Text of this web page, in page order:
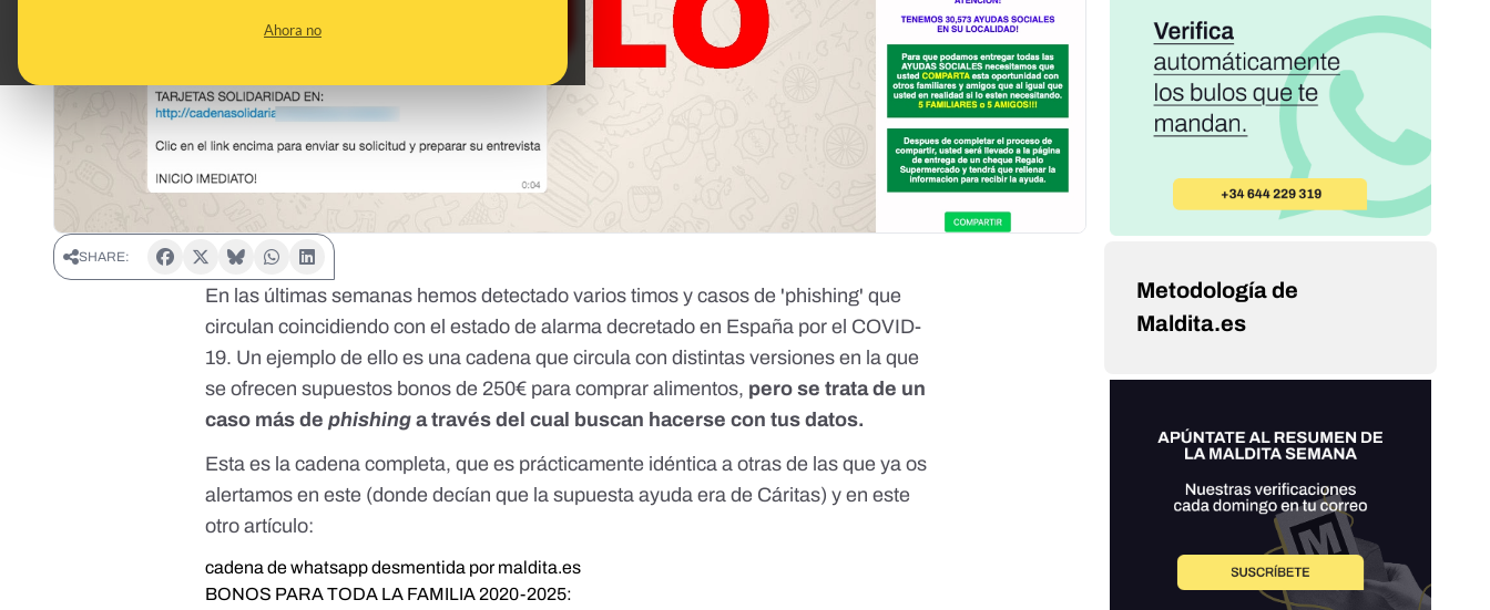
Ahora no
SHARE:
En las últimas semanas hemos detectado varios timos y casos de 'phishing' que
circulan coincidiendo con el estado de alarma decretado en España por el COVID-
19. Un ejemplo de ello es una cadena que circula con distintas versiones en la que
se ofrecen supuestos bonos de 250€ para comprar alimentos, pero se trata de un
caso más dephishing a través del cual buscan hacerse con tus datos.
Esta es la cadena completa, que es prácticamente idéntica a otras de las que ya os
alertamos eneste (donde decían que la supuesta ayuda era de Cáritas) y eneste
otro artículo:
cadena de whatsapp desmentida por maldita.es
BONOS PARA TODA LA FAMILIA 2020-2025:
Metodología de
Maldita.es